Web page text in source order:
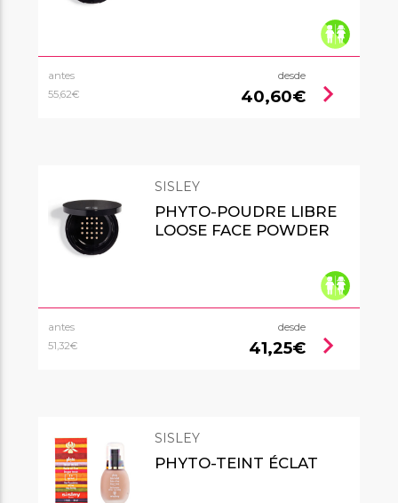
antes
55,62€
desde
40,60€ chevron_right
SISLEY
PHYTO-POUDRE LIBRE
LOOSE FACE POWDER
antes
51,32€
desde
41,25€ chevron_right
SISLEY
PHYTO-TEINT ÉCLAT